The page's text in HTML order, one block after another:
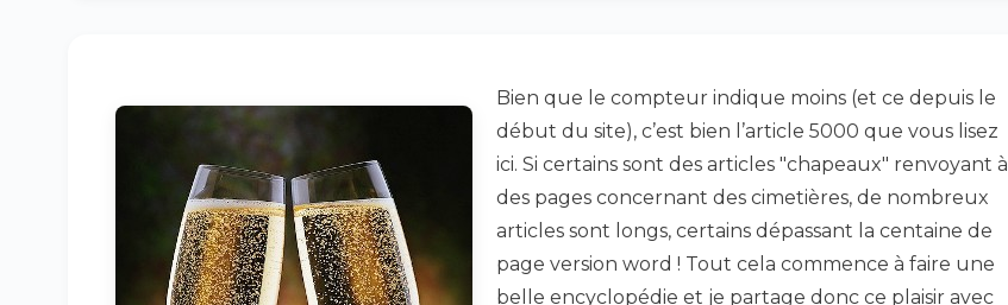
Bien que le compteur indique moins (et ce depuis le
début du site), c’est bien l’article 5000 que vous lisez
ici. Si certains sont des articles "chapeaux" renvoyant à
des pages concernant des cimetières, de nombreux
articles sont longs, certains dépassant la centaine de
page version word ! Tout cela commence à faire une
belle encyclopédie et je partage donc ce plaisir avec